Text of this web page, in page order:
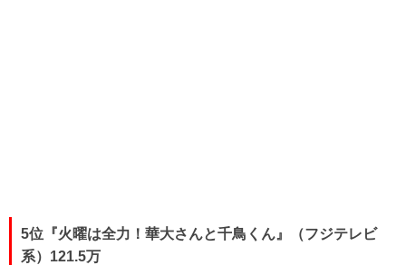
5位『火曜は全力！華大さんと千鳥くん』（フジテレビ
系）121.5万